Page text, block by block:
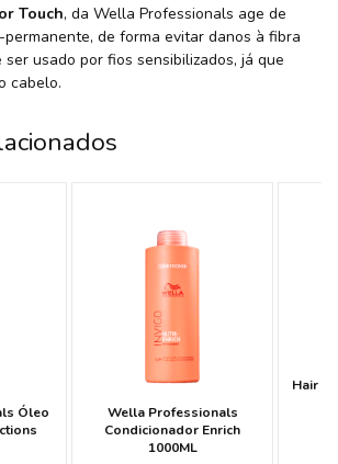
Touch, da Wella Professionals age de
de forma evitar danos à fibra
ser usado por fios sensibilizados, já que
cabelo.
Óleo
Wella Professionals
Condicionador Enrich
1000ML
Hair